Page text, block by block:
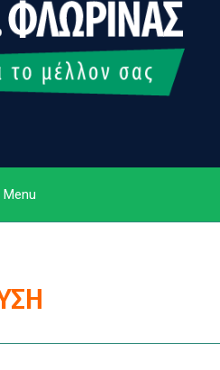
Menu